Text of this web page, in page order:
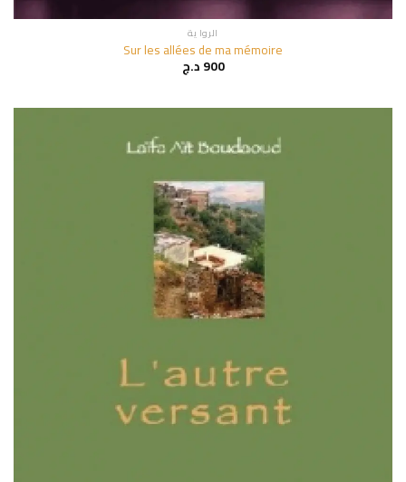
الروا ية
Sur les allées de ma mémoire
900د.ج